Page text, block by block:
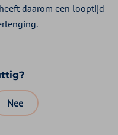
daarom een looptijd
Nee